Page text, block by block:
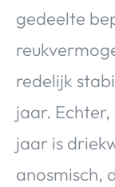
gedeelte
redelijk
jaar.
jaar is
anosmisch,